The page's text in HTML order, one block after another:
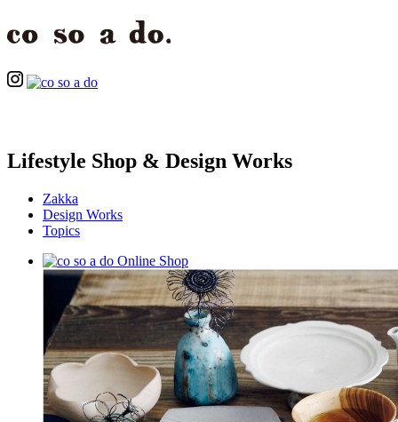
Lifestyle Shop & Design Works
Zakka
Design Works
Topics
Online Shop